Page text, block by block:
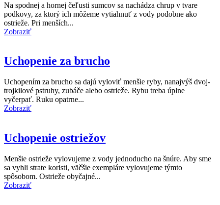
Na spodnej a hornej čeľusti sumcov sa nachádza chrup v tvare
podkovy, za ktorý ich môžeme vytiahnuť z vody podobne ako
ostrieže. Pri menších...
Zobraziť
Uchopenie za brucho
Uchopením za brucho sa dajú vyloviť menšie ryby, nanajvýš dvoj-
trojkilové pstruhy, zubáče alebo ostrieže. Rybu treba úplne
vyčerpať. Ruku opatrne...
Zobraziť
Uchopenie ostriežov
Menšie ostrieže vylovujeme z vody jednoducho na šnúre. Aby sme
sa vyhli strate koristi, väčšie exempláre vylovujeme týmto
spôsobom. Ostrieže obyčajné...
Zobraziť